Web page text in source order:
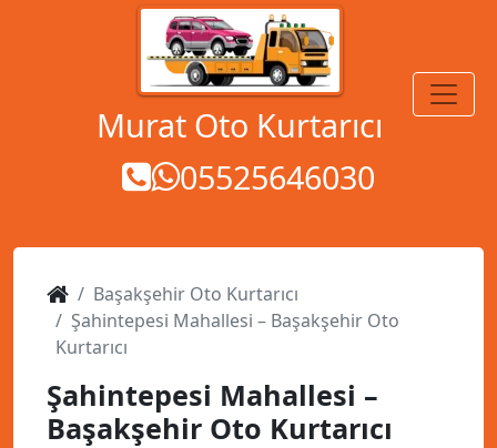
Murat Oto Kurtarıcı
05525646030
MENÜ
Başakşehir Oto Kurtarıcı
Şahintepesi Mahallesi – Başakşehir Oto
Kurtarıcı
Şahintepesi Mahallesi –
Başakşehir Oto Kurtarıcı